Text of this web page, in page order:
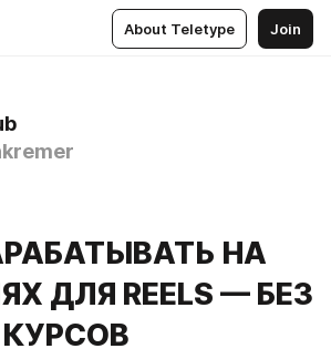
About Teletype Join
НА
ДЛЯ REELS — БЕЗ